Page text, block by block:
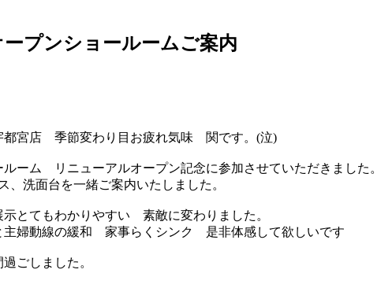
プンショールームご案内
都宮店 季節変わり目お疲れ気味 関です。(泣)
ーム リニューアルオープン記念に参加させていただきました。
洗面台を一緒ご案内いたしました。
とてもわかりやすい 素敵に変わりました。
主婦動線の緩和 家事らくシンク 是非体感して欲しいです
ごしました。